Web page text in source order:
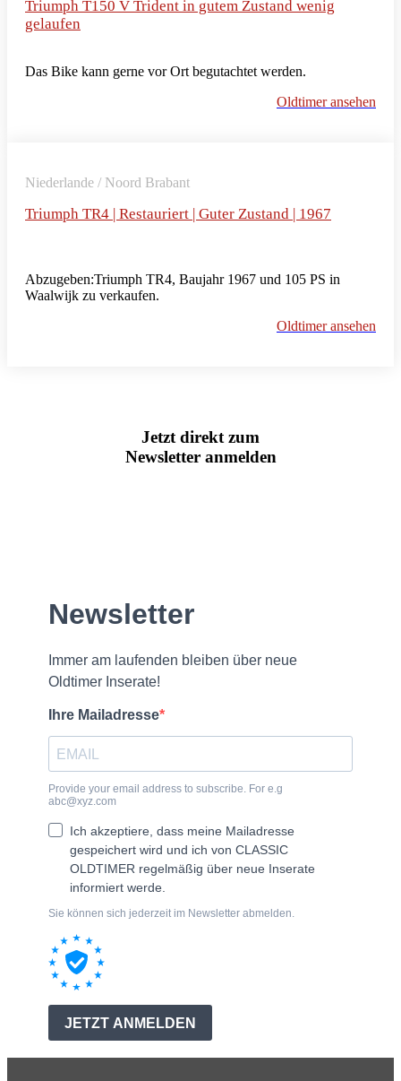
Triumph T150 V Trident in gutem Zustand wenig
gelaufen
Das Bike kann gerne vor Ort begutachtet werden.
Oldtimer ansehen
Niederlande / Noord Brabant
Triumph TR4 | Restauriert | Guter Zustand | 1967
Abzugeben:Triumph TR4, Baujahr 1967 und 105 PS in
Waalwijk zu verkaufen.
Oldtimer ansehen
Jetzt direkt zum
Newsletter anmelden